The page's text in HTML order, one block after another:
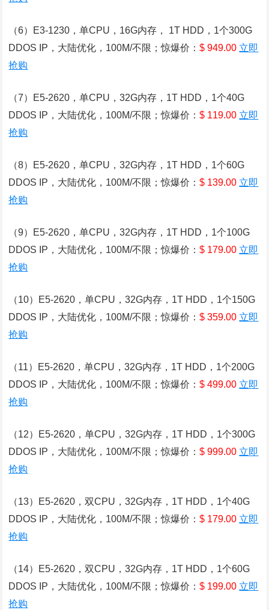
（6）E3-1230，单CPU，16G内存， 1T HDD，1个300G
DDOS IP，大陆优化，100M/不限；惊爆价：$ 949.00 立即
抢购
（7）E5-2620，单CPU，32G内存，1T HDD，1个40G
DDOS IP，大陆优化，100M/不限；惊爆价：$ 119.00 立即
抢购
（8）E5-2620，单CPU，32G内存，1T HDD，1个60G
DDOS IP，大陆优化，100M/不限；惊爆价：$ 139.00 立即
抢购
（9）E5-2620，单CPU，32G内存，1T HDD，1个100G
DDOS IP，大陆优化，100M/不限；惊爆价：$ 179.00 立即
抢购
（10）E5-2620，单CPU，32G内存，1T HDD，1个150G
DDOS IP，大陆优化，100M/不限；惊爆价：$ 359.00 立即
抢购
（11）E5-2620，单CPU，32G内存，1T HDD，1个200G
DDOS IP，大陆优化，100M/不限；惊爆价：$ 499.00 立即
抢购
（12）E5-2620，单CPU，32G内存，1T HDD，1个300G
DDOS IP，大陆优化，100M/不限；惊爆价：$ 999.00 立即
抢购
（13）E5-2620，双CPU，32G内存，1T HDD，1个40G
DDOS IP，大陆优化，100M/不限；惊爆价：$ 179.00 立即
抢购
（14）E5-2620，双CPU，32G内存，1T HDD，1个60G
DDOS IP，大陆优化，100M/不限；惊爆价：$ 199.00 立即
抢购